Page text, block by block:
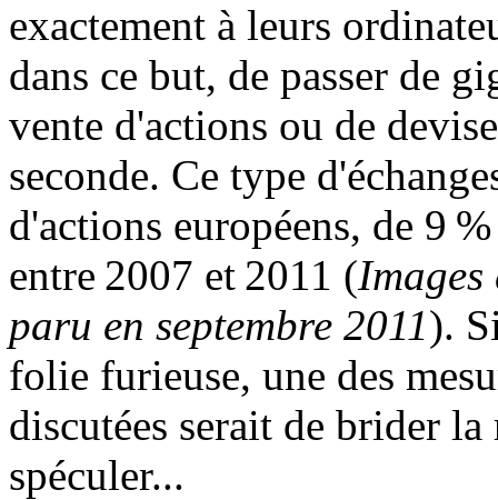
exactement à leurs
dans ce but, de passer de
vente d'actions ou de
seconde. Ce type
d'actions européens, de 9
entre 2007 et 2011 (Images
paru en septembre 2011).
folie furieuse, une des
discutées serait de brider
spéculer...